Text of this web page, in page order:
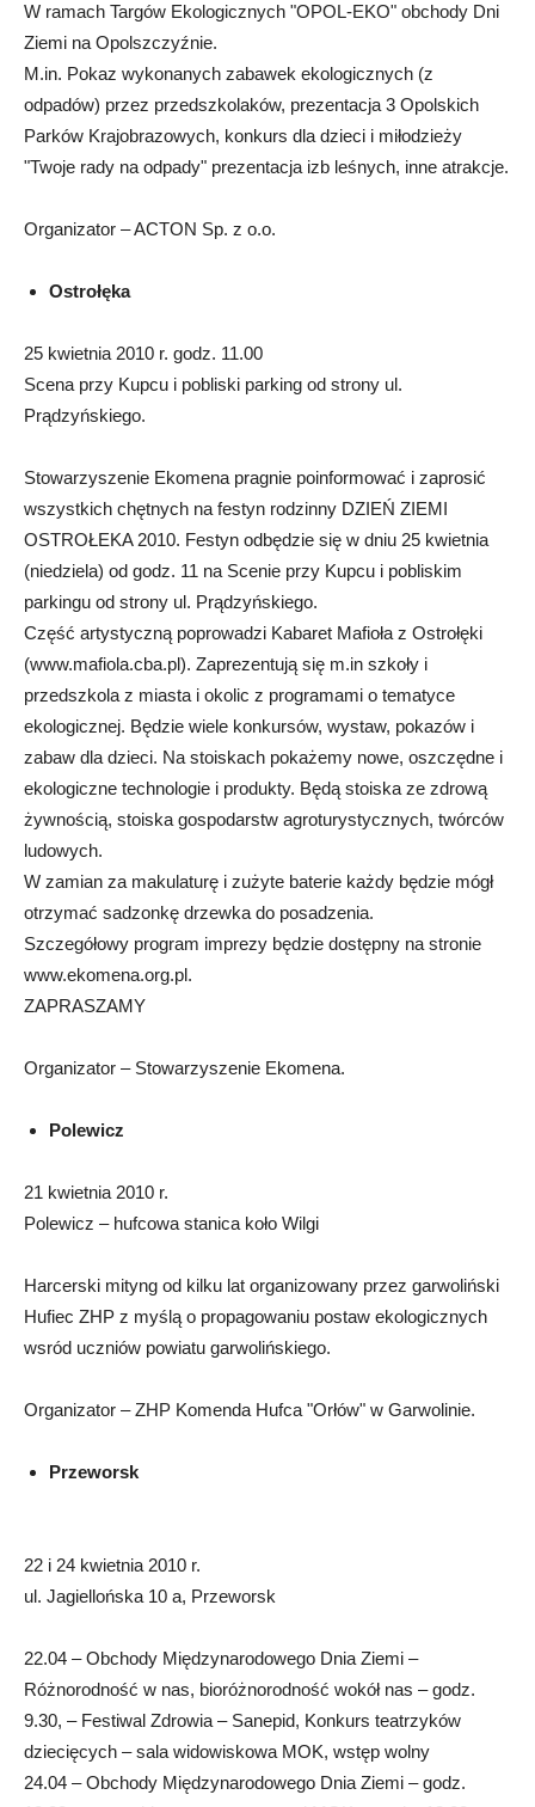
W ramach Targów Ekologicznych "OPOL-EKO" obchody Dni
Ziemi na Opolszczyźnie.
M.in. Pokaz wykonanych zabawek ekologicznych (z
odpadów) przez przedszkolaków, prezentacja 3 Opolskich
Parków Krajobrazowych, konkurs dla dzieci i miłodzieży
"Twoje rady na odpady" prezentacja izb leśnych, inne atrakcje.
Organizator – ACTON Sp. z o.o.
Ostrołęka
25 kwietnia 2010 r. godz. 11.00
Scena przy Kupcu i pobliski parking od strony ul.
Prądzyńskiego.
Stowarzyszenie Ekomena pragnie poinformować i zaprosić
wszystkich chętnych na festyn rodzinny DZIEŃ ZIEMI
OSTROŁEKA 2010. Festyn odbędzie się w dniu 25 kwietnia
(niedziela) od godz. 11 na Scenie przy Kupcu i pobliskim
parkingu od strony ul. Prądzyńskiego.
Część artystyczną poprowadzi Kabaret Mafioła z Ostrołęki
(www.mafiola.cba.pl). Zaprezentują się m.in szkoły i
przedszkola z miasta i okolic z programami o tematyce
ekologicznej. Będzie wiele konkursów, wystaw, pokazów i
zabaw dla dzieci. Na stoiskach pokażemy nowe, oszczędne i
ekologiczne technologie i produkty. Będą stoiska ze zdrową
żywnością, stoiska gospodarstw agroturystycznych, twórców
ludowych.
W zamian za makulaturę i zużyte baterie każdy będzie mógł
otrzymać sadzonkę drzewka do posadzenia.
Szczegółowy program imprezy będzie dostępny na stronie
www.ekomena.org.pl.
ZAPRASZAMY
Organizator – Stowarzyszenie Ekomena.
Polewicz
21 kwietnia 2010 r.
Polewicz – hufcowa stanica koło Wilgi
Harcerski mityng od kilku lat organizowany przez garwoliński
Hufiec ZHP z myślą o propagowaniu postaw ekologicznych
wsród uczniów powiatu garwolińskiego.
Organizator – ZHP Komenda Hufca "Orłów" w Garwolinie.
Przeworsk
22 i 24 kwietnia 2010 r.
ul. Jagiellońska 10 a, Przeworsk
22.04 – Obchody Międzynarodowego Dnia Ziemi –
Różnorodność w nas, bioróżnorodność wokół nas – godz.
9.30, – Festiwal Zdrowia – Sanepid, Konkurs teatrzyków
dziecięcych – sala widowiskowa MOK, wstęp wolny
24.04 – Obchody Międzynarodowego Dnia Ziemi – godz.